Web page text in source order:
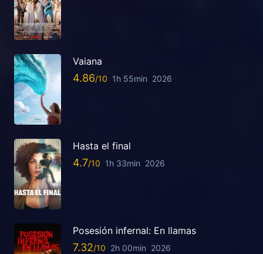
Vaiana
4.86 1h 55min 2026
Hasta el final
4.7 1h 33min 2026
Posesión infernal: En llamas
7.32 2h 00min 2026